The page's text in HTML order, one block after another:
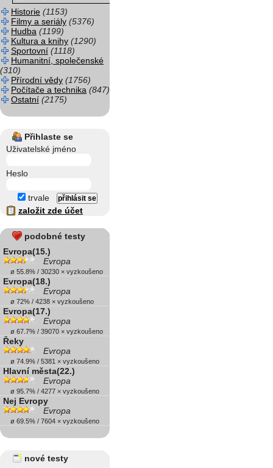
Historie (1153)
Filmy a seriály (5376)
Hudba (1199)
Kultura a knihy (1290)
Sportovní (1118)
Humanitní, společenské
(310)
Přírodní vědy (1756)
Počítače a technika (847)
Ostatní (2175)
Přihlaste se
Uživatelské jméno
Heslo
trvale
založit zde účet
podobné testy
Evropa(15.)
Evropa
ø 55.8% / 30230 × vyzkoušeno
Evropa(18.)
Evropa
ø 72% / 4238 × vyzkoušeno
Evropa(17.)
Evropa
ø 67.7% / 39070 × vyzkoušeno
Řeky
Evropa
ø 74.9% / 5381 × vyzkoušeno
Hlavní města(22.)
Evropa
ø 95.7% / 4277 × vyzkoušeno
Nej Evropy
Evropa
ø 69.5% / 7604 × vyzkoušeno
nové testy